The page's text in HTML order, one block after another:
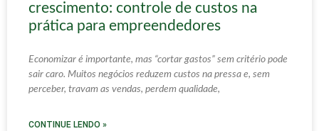
crescimento: controle de custos na
prática para empreendedores
Economizar é importante, mas “cortar gastos” sem critério pode
sair caro. Muitos negócios reduzem custos na pressa e, sem
perceber, travam as vendas, perdem qualidade,
CONTINUE LENDO »